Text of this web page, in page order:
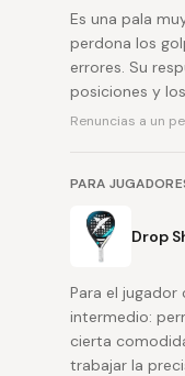
Es una pala
perdona los
errores. Su
posiciones y
Renuncias a un
PARA
Drop
Para el
intermedio:
cierta
trabajar la